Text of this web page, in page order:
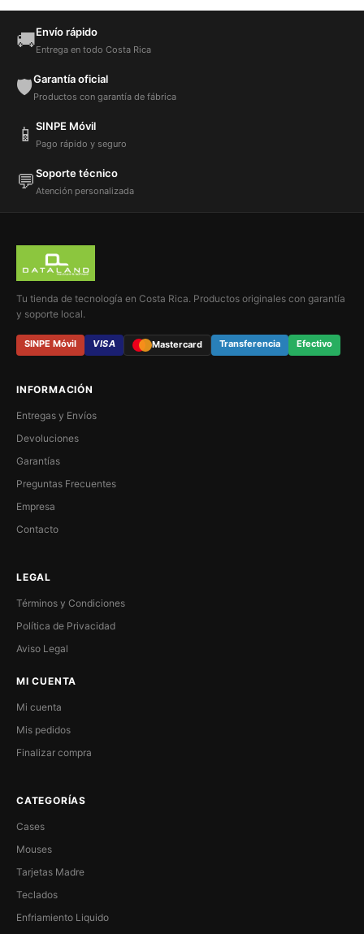
🚚Envío rápido
Entrega en todo Costa Rica
🛡️Garantía oficial
Productos con garantía de fábrica
📱 SINPE Móvil
Pago rápido y seguro
💬Soporte técnico
Atención personalizada
Tu tienda de tecnología en Costa Rica. Productos originales con garantía
y soporte local.
SINPE Móvil VISA Mastercard Transferencia Efectivo
INFORMACIÓN
Entregas y Envíos
Devoluciones
Garantías
Preguntas Frecuentes
Empresa
Contacto
LEGAL
Términos y Condiciones
Política de Privacidad
Aviso Legal
MI CUENTA
Mi cuenta
Mis pedidos
Finalizar compra
CATEGORÍAS
Cases
Mouses
Tarjetas Madre
Teclados
Enfriamiento Liquido